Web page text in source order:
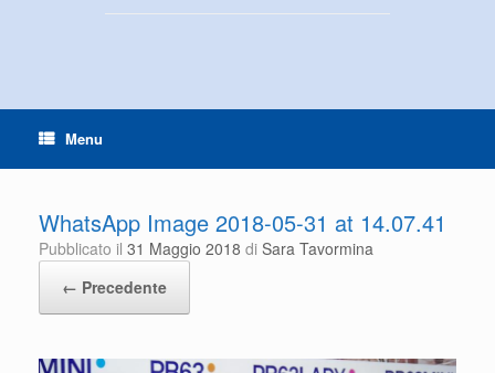
Menu
WhatsApp Image 2018-05-31 at 14.07.41
Pubblicato il 31 Maggio 2018 di Sara Tavormina
← Precedente